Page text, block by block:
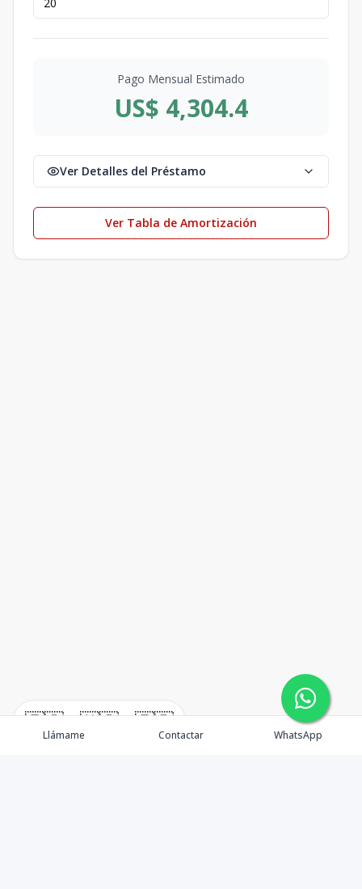
🇪🇸 🇺🇸 🇫🇷
Pago Mensual Estimado
US$ 4,304.4
Ver Detalles del Préstamo
Ver Tabla de Amortización
Llámame Contactar WhatsApp